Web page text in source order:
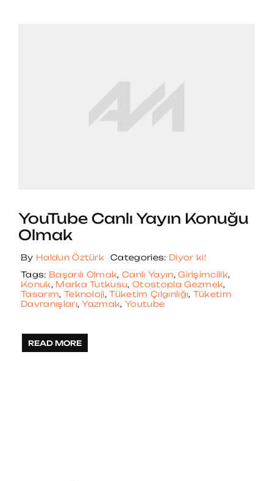
YouTube Canlı Yayın Konuğu
Olmak
By Haldun Öztürk Categories: Diyor ki!
Tags: Başarılı Olmak,Canlı Yayın,Girişimcilik,
Konuk, Marka Tutkusu,Otostopla Gezmek,
Tasarım, Teknoloji,Tüketim Çılgınlığı, Tüketim
Davranışları,Yazmak,Youtube
READ MORE